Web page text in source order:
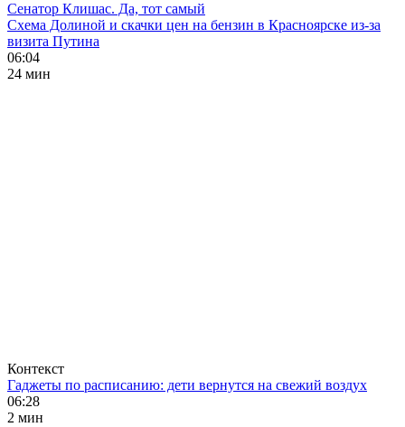
Сенатор Клишас. Да, тот самый
Схема Долиной и скачки цен на бензин в Красноярске из-за
визита Путина
06:04
24 мин
Контекст
Гаджеты по расписанию: дети вернутся на свежий воздух
06:28
2 мин